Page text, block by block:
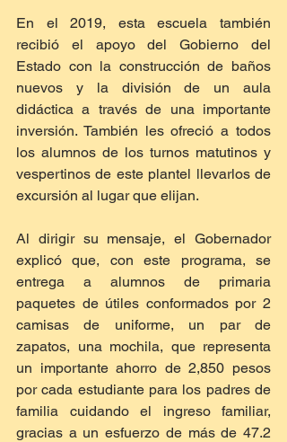
En el 2019, esta escuela también
recibió el apoyo del Gobierno del
Estado con la construcción de baños
nuevos y la división de un aula
didáctica a través de una importante
inversión. También les ofreció a todos
los alumnos de los turnos matutinos y
vespertinos de este plantel llevarlos de
excursión al lugar que elijan.
Al dirigir su mensaje, el Gobernador
explicó que, con este programa, se
entrega a alumnos de primaria
paquetes de útiles conformados por 2
camisas de uniforme, un par de
zapatos, una mochila, que representa
un importante ahorro de 2,850 pesos
por cada estudiante para los padres de
familia cuidando el ingreso familiar,
gracias a un esfuerzo de más de 47.2